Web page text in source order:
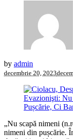
by admin
decembrie 20, 2023
„Nu scapă nimeni
nimeni din pușcărie.